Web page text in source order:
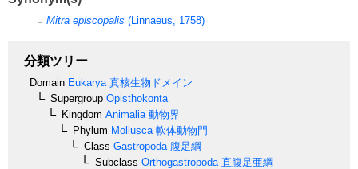
Mitra episcopalis (Linnaeus, 1758)
分類ツリー
Domain Eukarya 真核生物ドメイン
Supergroup Opisthokonta
Kingdom Animalia 動物界
Phylum Mollusca 軟体動物門
Class Gastropoda 腹足綱
Subclass Orthogastropoda 直腹足亜綱